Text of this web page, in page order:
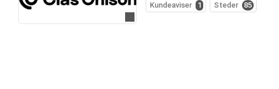
Kundeaviser 1 Steder 85